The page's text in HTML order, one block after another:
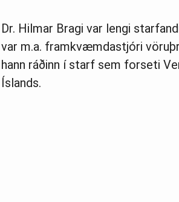
Dr. Hilmar Bragi var lengi
var m.a. framkvæmdastjóri
hann ráðinn í starf sem forseti
Íslands.